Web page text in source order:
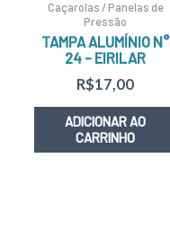
Caçarolas / Panelas de
Pressão
TAMPA ALUMÍNIO N°
24 – EIRILAR
R$17,00
ADICIONAR AO
CARRINHO